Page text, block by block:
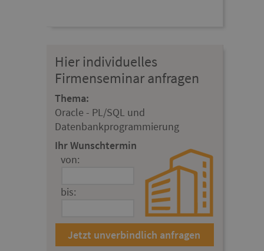
Hier individuelles
Firmenseminar anfragen
Thema:
Oracle - PL/SQL und
Datenbankprogrammierung
Ihr Wunschtermin
von:
bis: